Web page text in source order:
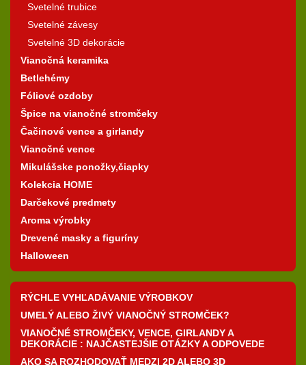
Svetelné trubice
Svetelné závesy
Svetelné 3D dekorácie
Vianočná keramika
Betlehémy
Fóliové ozdoby
Špice na vianočné stromčeky
Čačinové vence a girlandy
Vianočné vence
Mikulášske ponožky,čiapky
Kolekcia HOME
Darčekové predmety
Aroma výrobky
Drevené masky a figuríny
Halloween
RÝCHLE VYHĽADÁVANIE VÝROBKOV
UMELÝ ALEBO ŽIVÝ VIANOČNÝ STROMČEK?
VIANOČNÉ STROMČEKY, VENCE, GIRLANDY A
DEKORÁCIE : NAJČASTEJŠIE OTÁZKY A ODPOVEDE
AKO SA ROZHODOVAŤ MEDZI 2D ALEBO 3D